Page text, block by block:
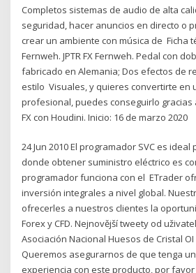
Completos sistemas de audio de alta
seguridad, hacer anuncios en directo o
crear un ambiente con música de Ficha
Fernweh. JPTR FX Fernweh. Pedal con
fabricado en Alemania; Dos efectos de
estilo Visuales, y quieres convertirte en
profesional, puedes conseguirlo gracias
FX con Houdini. Inicio: 16 de marzo 2020
24 Jun 2010 El programador SVC es
donde obtener suministro eléctrico es
programador funciona con el ETrader
inversión integrales a nivel global.
ofrecerles a nuestros clientes la
Forex y CFD. Nejnovější tweety od
Asociación Nacional Huesos de Cristal
Queremos asegurarnos de que tenga
experiencia con este producto, por